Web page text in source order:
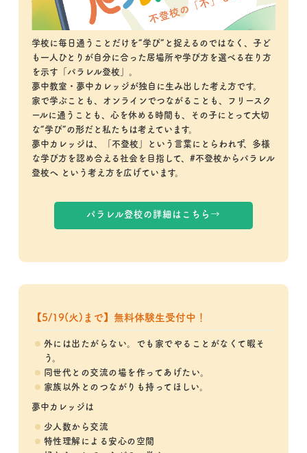
学校に毎日通うことだけを“学び”と捉えるのではなく、子ど
も一人ひとりが自分に合った居場所や学び方を選べる在り方
を示す「パラレル登校」。
夢中教室・夢中カレッジが独自に生み出した考え方です。
家で学ぶことも、オンラインでつながることも、フリースク
ールに通うことも、心を休める時間も、その子にとって大切
な“学び”の形だと私たちは考えています。
夢中カレッジは、「不登校」という言葉にとらわれず、多様
な学び方を認め合える社会を目指して、#不登校からパラレル
登校へ という考え方を広げています。
パラレル登校の詳細はこちら →
【5/19(火)まで】無料体験生受付中！
外には出たがらない。でも家でやることがなくて暇そ
う。
同世代との交流の場を作ってあげたい。
家族以外とのつながりも持ってほしい。
夢中カレッジは
少人数から交流
特性理解による安心の空間